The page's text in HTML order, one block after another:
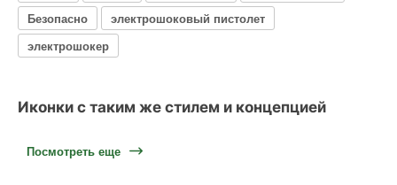
Безопасно
электрошоковый пистолет
электрошокер
Иконки с таким же стилем и концепцией
Посмотреть еще